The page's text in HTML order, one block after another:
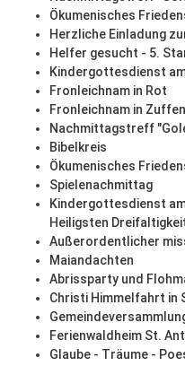
Ökumenisches
Herzliche Einladung
Helfer gesucht - 5.
Kindergottesdienst
Fronleichnam in Rot
Fronleichnam in
Nachmittagstreff
Bibelkreis
Ökumenisches
Spielenachmittag
Kindergottesdienst
Heiligsten
Außerordentlicher
Maiandachten
Abrissparty und
Christi Himmelfahrt in
Ferienwaldheim St.
Glaube - Träume -